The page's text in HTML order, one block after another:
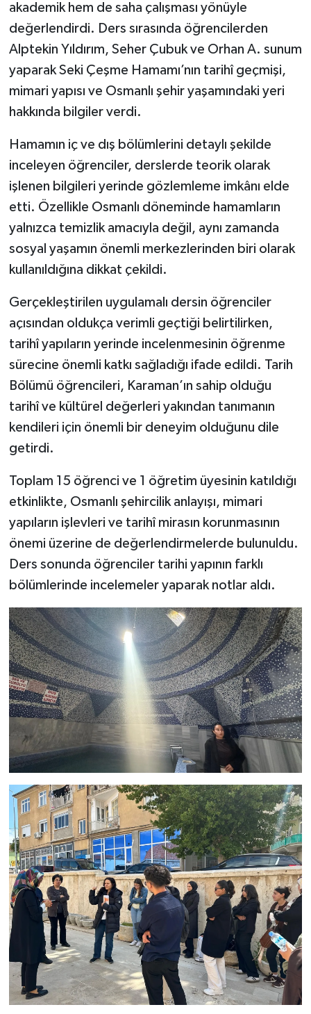
akademik hem de saha çalışması yönüyle
değerlendirdi. Ders sırasında öğrencilerden
Alptekin Yıldırım, Seher Çubuk ve Orhan A. sunum
yaparak Seki Çeşme Hamamı’nın tarihî geçmişi,
mimari yapısı ve Osmanlı şehir yaşamındaki yeri
hakkında bilgiler verdi.
Hamamın iç ve dış bölümlerini detaylı şekilde
inceleyen öğrenciler, derslerde teorik olarak
işlenen bilgileri yerinde gözlemleme imkânı elde
etti. Özellikle Osmanlı döneminde hamamların
yalnızca temizlik amacıyla değil, aynı zamanda
sosyal yaşamın önemli merkezlerinden biri olarak
kullanıldığına dikkat çekildi.
Gerçekleştirilen uygulamalı dersin öğrenciler
açısından oldukça verimli geçtiği belirtilirken,
tarihî yapıların yerinde incelenmesinin öğrenme
sürecine önemli katkı sağladığı ifade edildi. Tarih
Bölümü öğrencileri, Karaman’ın sahip olduğu
tarihî ve kültürel değerleri yakından tanımanın
kendileri için önemli bir deneyim olduğunu dile
getirdi.
Toplam 15 öğrenci ve 1 öğretim üyesinin katıldığı
etkinlikte, Osmanlı şehircilik anlayışı, mimari
yapıların işlevleri ve tarihî mirasın korunmasının
önemi üzerine de değerlendirmelerde bulunuldu.
Ders sonunda öğrenciler tarihi yapının farklı
bölümlerinde incelemeler yaparak notlar aldı.